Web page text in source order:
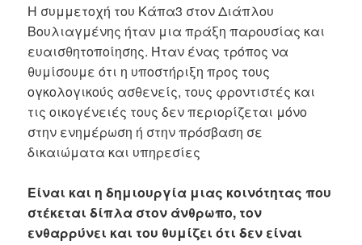
Η συμμετοχή του Κάπα3 στον Διάπλου
Βουλιαγμένης ήταν μια πράξη παρουσίας και
ευαισθητοποίησης. Ήταν ένας τρόπος να
θυμίσουμε ότι η υποστήριξη προς τους
ογκολογικούς ασθενείς, τους φροντιστές και
τις οικογένειές τους δεν περιορίζεται μόνο
στην ενημέρωση ή στην πρόσβαση σε
δικαιώματα και υπηρεσίες
Είναι και η δημιουργία μιας κοινότητας που
στέκεται δίπλα στον άνθρωπο, τον
ενθαρρύνει και του θυμίζει ότι δεν είναι